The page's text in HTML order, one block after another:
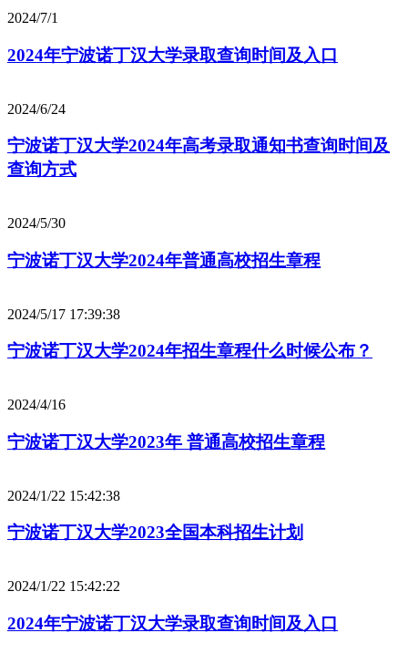
2024/7/1
2024年宁波诺丁汉大学录取查询时间及入口
2024/6/24
宁波诺丁汉大学2024年高考录取通知书查询时间及
查询方式
2024/5/30
宁波诺丁汉大学2024年普通高校招生章程
2024/5/17 17:39:38
宁波诺丁汉大学2024年招生章程什么时候公布？
2024/4/16
宁波诺丁汉大学2023年 普通高校招生章程
2024/1/22 15:42:38
宁波诺丁汉大学2023全国本科招生计划
2024/1/22 15:42:22
2024年宁波诺丁汉大学录取查询时间及入口